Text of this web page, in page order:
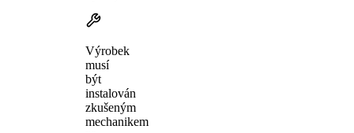
Výrobek
musí
být
instalován
zkušeným
mechanikem